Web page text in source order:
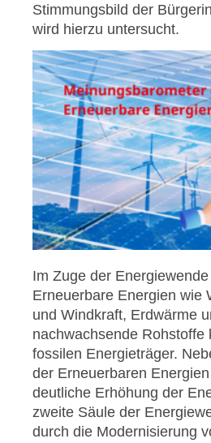
Stimmungsbild der
wird hierzu untersucht.
Im Zuge der
Erneuerbare Energien wie
und Windkraft, Erdwärme
nachwachsende Rohstoffe
fossilen Energieträger.
der Erneuerbaren
deutliche Erhöhung der
zweite Säule der
durch die Modernisierung